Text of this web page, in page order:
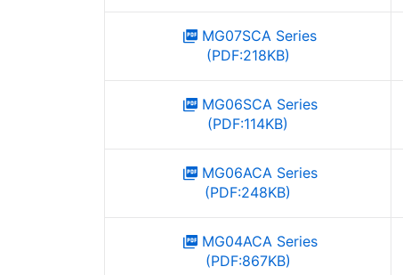
MG07SCA Series
(PDF:218KB)
MG06SCA Series
(PDF:114KB)
MG06ACA Series
(PDF:248KB)
MG04ACA Series
(PDF:867KB)